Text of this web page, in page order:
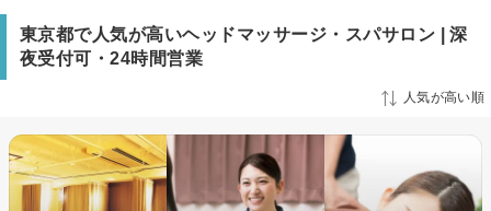
東京都で人気が高いヘッドマッサージ・スパサロン | 深
夜受付可・24時間営業
人気が高い順